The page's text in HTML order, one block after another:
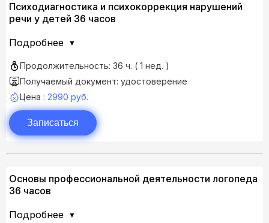
Психодиагностика и психокоррекция нарушений
речи у детей 36 часов
Подробнее
Продолжительность: 36 ч. ( 1 нед. )
Получаемый документ: удостоверение
Цена : 2990 руб.
Записаться
Основы профессиональной деятельности логопеда
36 часов
Подробнее